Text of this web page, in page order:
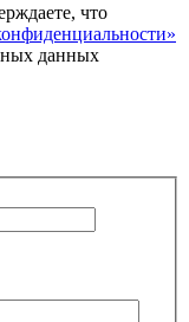
что
данных